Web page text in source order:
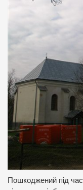
Пошкоджений під час